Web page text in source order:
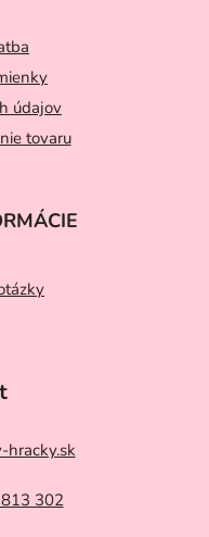
údajov
tovaru
hracky.sk
302